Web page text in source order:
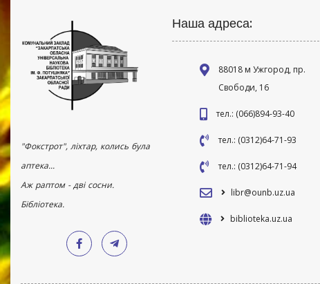
"Фокстрот", ліхтар, колись була
аптека...
Аж раптом - дві сосни.
Бібліотека.
Наша адреса:
88018 м Ужгород, пр.
Свободи, 16
тел.: (066)894-93-40
тел.: (0312)64-71-93
тел.: (0312)64-71-94
libr@ounb.uz.ua
biblioteka.uz.ua